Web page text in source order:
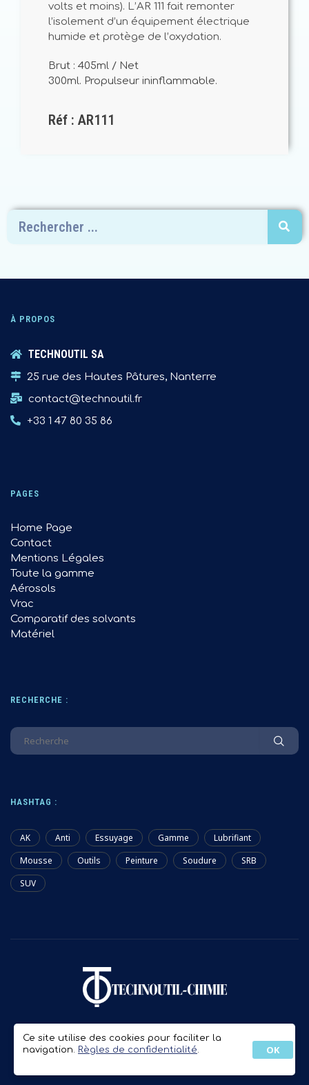
volts et moins). L’AR 111 fait remonter
l’isolement d’un équipement électrique
humide et protège de l’oxydation.
Brut : 405ml / Net
300ml. Propulseur ininflammable.
Réf : AR111
À PROPOS
TECHNOUTIL SA
25 rue des Hautes Pâtures, Nanterre
contact@technoutil.fr
+33 1 47 80 35 86
PAGES
Home Page
Contact
Mentions Légales
Toute la gamme
Aérosols
Vrac
Comparatif des solvants
Matériel
RECHERCHE :
HASHTAG :
AK Anti Essuyage Gamme
Lubrifiant
Mousse
Outils Peinture Soudure
SRB
SUV
Créa : Cyril Signature
Ce site utilise des cookies pour faciliter la
navigation. Règles de confidentialité. OK